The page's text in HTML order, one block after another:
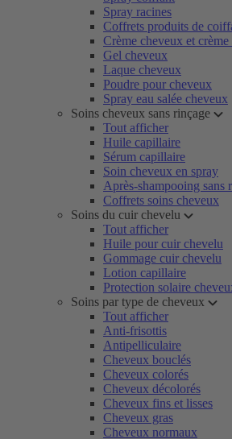
Spray racines
Coffrets produits de
Crème cheveux et
Gel cheveux
Laque cheveux
Poudre pour cheveux
Spray eau salée cheveux
Soins cheveux sans rinçage
Tout afficher
Huile capillaire
Sérum capillaire
Soin cheveux en spray
Après-shampooing sans
Coffrets soins cheveux
Soins du cuir chevelu
Tout afficher
Huile pour cuir chevelu
Gommage cuir chevelu
Lotion capillaire
Protection solaire
Soins par type de cheveux
Tout afficher
Anti-frisottis
Antipelliculaire
Cheveux bouclés
Cheveux colorés
Cheveux décolorés
Cheveux fins et lisses
Cheveux gras
Cheveux normaux